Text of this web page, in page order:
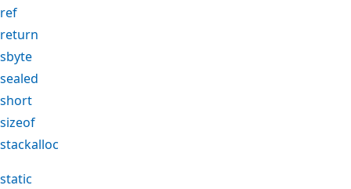
ref
return
sbyte
sealed
short
sizeof
stackalloc
static